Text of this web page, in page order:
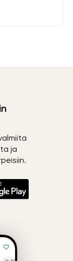
ja